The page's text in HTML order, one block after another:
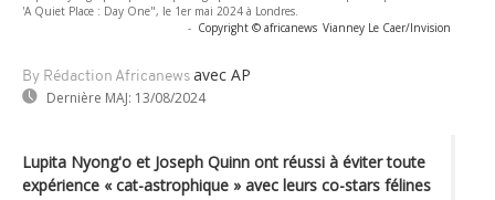
'A Quiet Place : Day One", le 1er mai 2024 à Londres.
- Copyright © africanews Vianney Le Caer/Invision
By Rédaction Africanews avec AP
Dernière MAJ: 13/08/2024
Lupita Nyong'o et Joseph Quinn ont réussi à éviter toute
expérience « cat-astrophique » avec leurs co-stars félines